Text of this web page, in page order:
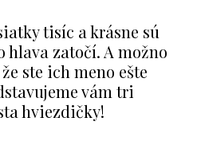
tisíc a krásne sú
hlava zatočí. A možno
ste ich meno ešte
vám tri
hviezdičky!